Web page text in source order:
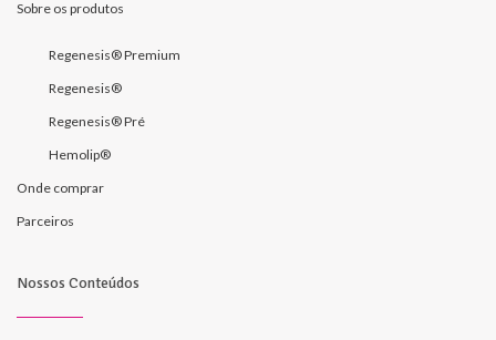
Sobre os produtos
Regenesis® Premium
Regenesis®
Regenesis® Pré
Hemolip®
Onde comprar
Parceiros
Nossos Conteúdos